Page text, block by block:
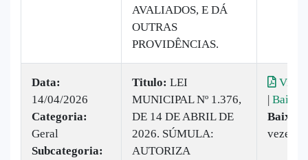
AVALIADOS, E DÁ
OUTRAS
PROVIDÊNCIAS.
Data:
14/04/2026
Categoria:
Geral
Subcategoria:
Titulo: LEI
MUNICIPAL Nº 1.376,
DE 14 DE ABRIL DE
2026. SÚMULA:
AUTORIZA
| Baixar
vezes